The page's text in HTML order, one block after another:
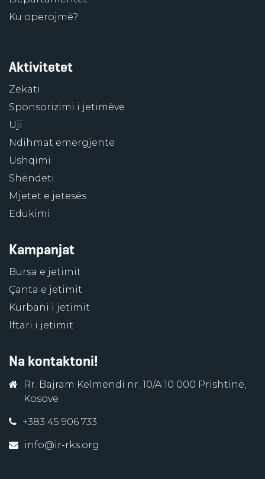
Ku operojmë?
Aktivitetet
Zekati
Sponsorizimi i jetimëve
Uji
Ndihmat emergjente
Ushqimi
Shëndeti
Mjetet e jetesës
Edukimi
Kampanjat
Bursa e jetimit
Çanta e jetimit
Kurbani i jetimit
Iftari i jetimit
Na kontaktoni!
Rr. Bajram Kelmendi nr. 10/A 10 000 Prishtinë,
Kosovë
+383 45 906 733
info@ir-rks.org